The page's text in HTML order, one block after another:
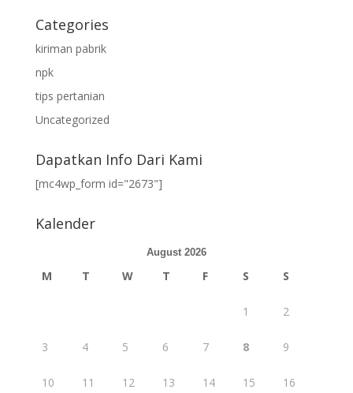
Categories
kiriman pabrik
npk
tips pertanian
Uncategorized
Dapatkan Info Dari Kami
[mc4wp_form id="2673"]
Kalender
August 2026
M T W T F S S
1 2
3 4 5 6 7 8 9
10 11 12 13 14 15 16